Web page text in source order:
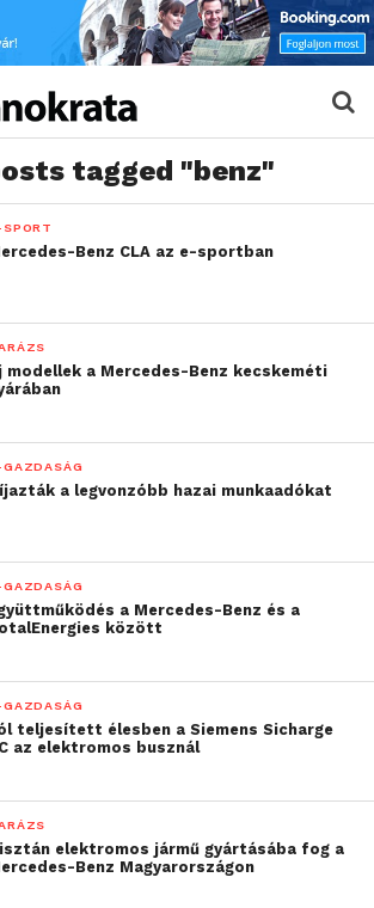
tagged "benz"
Benz CLA az e-sportban
modellek a Mercedes-Benz kecskeméti
a legvonzóbb hazai munkaadókat
a Mercedes-Benz és a
között
teljesített élesben a Siemens Sicharge
az elektromos busznál
elektromos jármű gyártásába fog a
Benz Magyarországon